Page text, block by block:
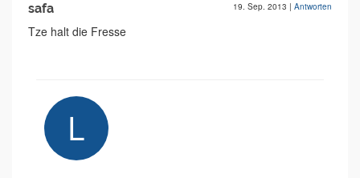
safa 19. Sep. 2013 | Antworten
Tze halt die Fresse